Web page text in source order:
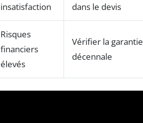
insatisfaction dans le devis
Risques
financiers
élevés
Vérifier la garantie
décennale